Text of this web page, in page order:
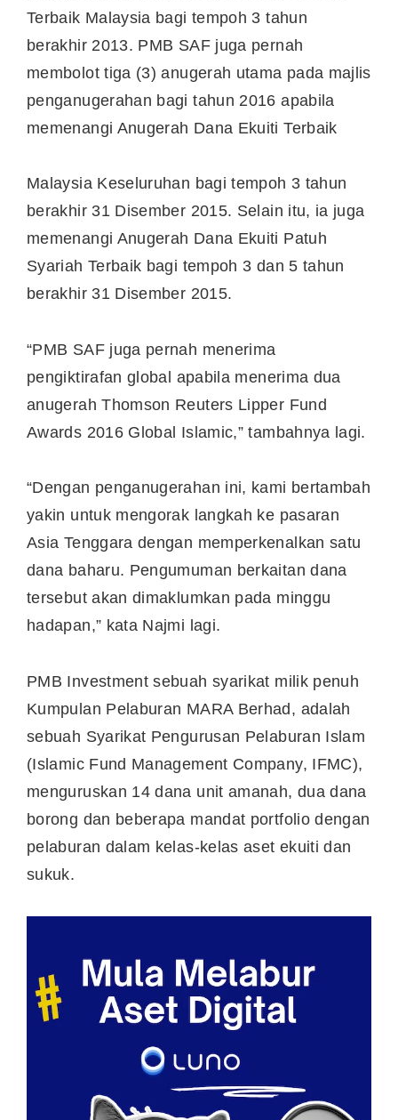
Terbaik Malaysia bagi tempoh 3 tahun
berakhir 2013. PMB SAF juga pernah
membolot tiga (3) anugerah utama pada majlis
penganugerahan bagi tahun 2016 apabila
memenangi Anugerah Dana Ekuiti Terbaik
Malaysia Keseluruhan bagi tempoh 3 tahun
berakhir 31 Disember 2015. Selain itu, ia juga
memenangi Anugerah Dana Ekuiti Patuh
Syariah Terbaik bagi tempoh 3 dan 5 tahun
berakhir 31 Disember 2015.
“PMB SAF juga pernah menerima
pengiktirafan global apabila menerima dua
anugerah Thomson Reuters Lipper Fund
Awards 2016 Global Islamic,” tambahnya lagi.
“Dengan penganugerahan ini, kami bertambah
yakin untuk mengorak langkah ke pasaran
Asia Tenggara dengan memperkenalkan satu
dana baharu. Pengumuman berkaitan dana
tersebut akan dimaklumkan pada minggu
hadapan,” kata Najmi lagi.
PMB Investment sebuah syarikat milik penuh
Kumpulan Pelaburan MARA Berhad, adalah
sebuah Syarikat Pengurusan Pelaburan Islam
(Islamic Fund Management Company, IFMC),
menguruskan 14 dana unit amanah, dua dana
borong dan beberapa mandat portfolio dengan
pelaburan dalam kelas-kelas aset ekuiti dan
sukuk.